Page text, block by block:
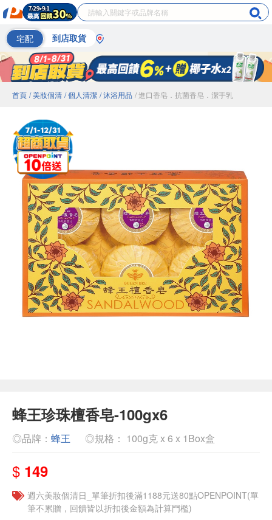
宅配 到店取貨
首頁 / 美妝個清 / 個人清潔 / 沐浴用品 / 進口香皂．抗菌香皂．潔手乳
蜂王珍珠檀香皂-100gx6
◎品牌： 蜂王 ◎規格： 100g克 x 6 x 1Box盒
$ 149
週六美妝個清日_單筆折扣後滿1188元送80點OPENPOINT(單
筆不累贈，回饋皆以折扣後金額為計算門檻)